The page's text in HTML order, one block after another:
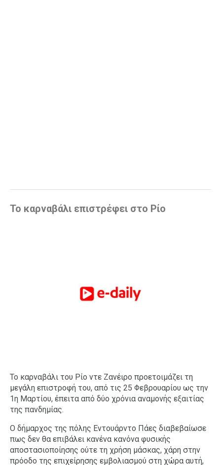
Το καρναβάλι επιστρέφει στο Ρίo
Το καρναβάλι του Ρίο ντε Ζανέιρο προετοιμάζει τη
μεγάλη επιστροφή του, από τις 25 Φεβρουαρίου ως την
1η Μαρτίου, έπειτα από δύο χρόνια αναμονής εξαιτίας
της πανδημίας.
Ο δήμαρχος της πόλης Εντουάρντο Πάες διαβεβαίωσε
πως δεν θα επιβάλει κανένα κανόνα φυσικής
αποστασιοποίησης ούτε τη χρήση μάσκας, χάρη στην
πρόοδο της επιχείρησης εμβολιασμού στη χώρα αυτή,